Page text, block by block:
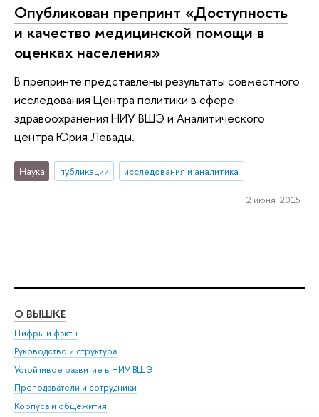
Опубликован препринт «Доступность
и качество медицинской помощи в
оценках населения»
В препринте представлены результаты совместного
исследования Центра политики в сфере
здравоохранения НИУ ВШЭ и Аналитического
центра Юрия Левады.
Наука публикации исследования и аналитика
2 июня 2015
О ВЫШКЕ
Цифры и факты
Руководство и структура
Устойчивое развитие в НИУ ВШЭ
Преподаватели и сотрудники
Корпуса и общежития